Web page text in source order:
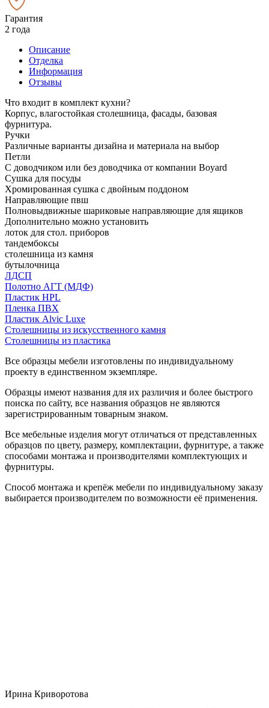
Гарантия
2 года
Описание
Отделка
Информация
Отзывы
Что входит в комплект кухни?
Корпус, влагостойкая столешница, фасады, базовая
фурнитура.
Ручки
Различные варианты дизайна и материала на выбор
Петли
С доводчиком или без доводчика от компании Boyard
Сушка для посуды
Хромированная сушка с двойным поддоном
Направляющие пвш
Полновыдвижные шариковые направляющие для ящиков
Дополнительно можно установить
лоток для стол. приборов
тандембоксы
столешница из камня
бутылочница
ЛДСП
Полотно АГТ (МДФ)
Пластик HPL
Пленка ПВХ
Пластик Alvic Luxe
Столешницы из искусственного камня
Столешницы из пластика
Все образцы мебели изготовлены по индивидуальному
проекту в единственном экземпляре.
Образцы имеют названия для их различия и более быстрого
поиска по сайту, все названия образцов не являются
зарегистрированным товарным знаком.
Все мебельные изделия могут отличаться от представленных
образцов по цвету, размеру, комплектации, фурнитуре, а также
способами монтажа и производителями комплектующих и
фурнитуры.
Способ монтажа и крепёж мебели по индивидуальному заказу
выбирается производителем по возможности её применения.
Ирина Криворотова